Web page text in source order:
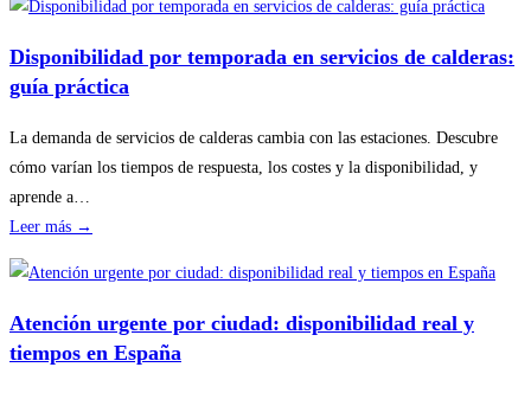
planificar
revisiones
básicas
hogar
sin
Disponibilidad por temporada en servicios de calderas:
guía práctica
La demanda de servicios de calderas cambia con las estaciones. Descubre
cómo varían los tiempos de respuesta, los costes y la disponibilidad, y
aprende a…
Leer más →
por
temporada
Atención urgente por ciudad: disponibilidad real y
tiempos en España